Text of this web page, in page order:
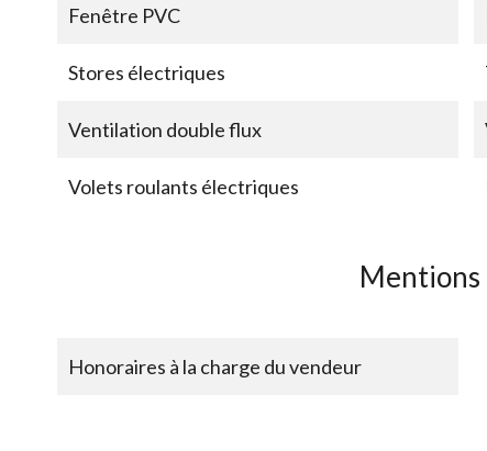
Fenêtre PVC
Stores électriques
Ventilation double flux
Volets roulants électriques
Mentions
Honoraires à la charge du vendeur